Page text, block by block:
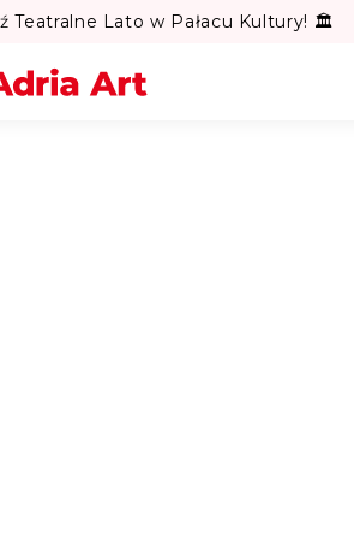
Teatralne Lato w Pałacu Kultury! 🏛️